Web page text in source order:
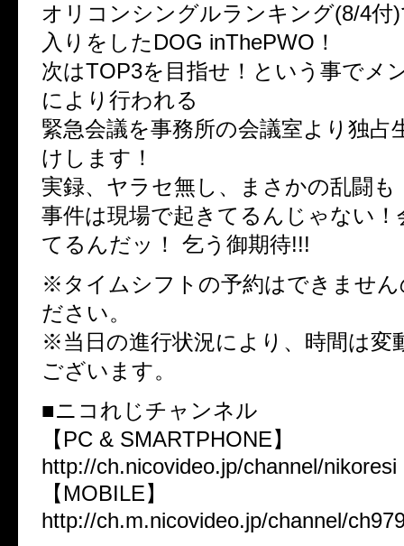
オリコンシングルランキング(8/4付
入りをしたDOG inThePWO！
次はTOP3を目指せ！という事でメ
により行われる
緊急会議を事務所の会議室より独占
けします！
実録、ヤラセ無し、まさかの乱闘も
事件は現場で起きてるんじゃない！
てるんだッ！ 乞う御期待!!!
※タイムシフトの予約はできません
ださい。
※当日の進行状況により、時間は変
ございます。
■ニコれじチャンネル
【PC & SMARTPHONE】
http://ch.nicovideo.jp/channel/nikoresi
【MOBILE】
http://ch.m.nicovideo.jp/channel/